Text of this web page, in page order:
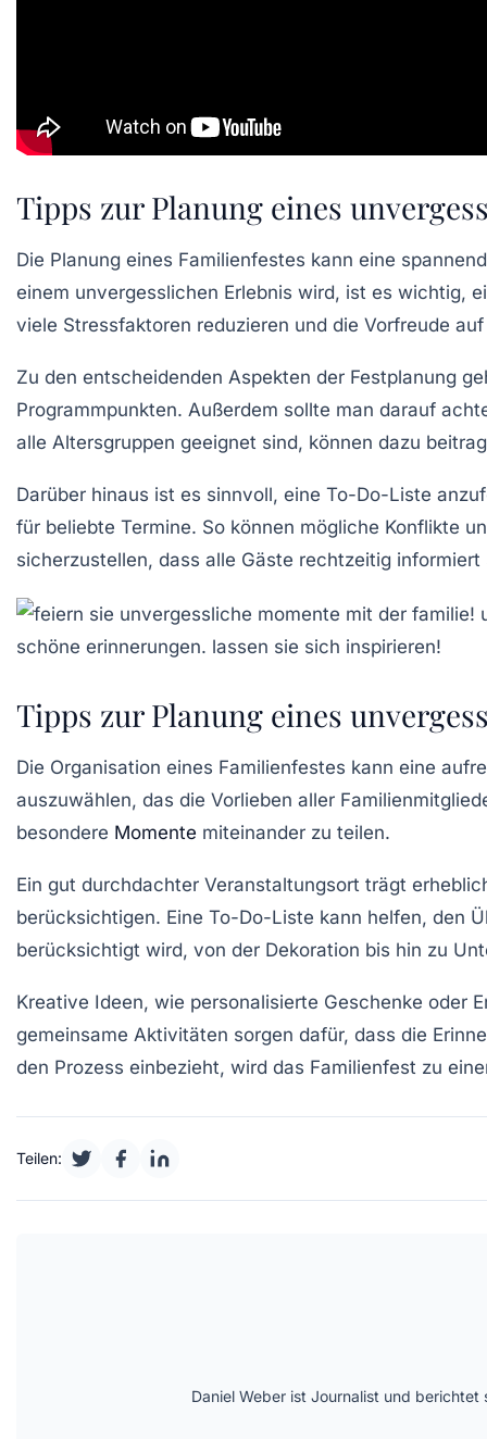
Tipps zur Planung eines
Die Planung eines Familienfestes kann eine
einem unvergesslichen Erlebnis wird, ist es wichtig,
viele Stressfaktoren reduzieren und die Vorfreude
Zu den entscheidenden Aspekten der Festplanung
Programmpunkten. Außerdem sollte man darauf
alle Altersgruppen geeignet sind, können dazu
Darüber hinaus ist es sinnvoll, eine To-Do-Liste
für beliebte Termine. So können mögliche Konflikte
sicherzustellen, dass alle Gäste rechtzeitig informiert
Tipps zur Planung eines
Die Organisation eines Familienfestes kann eine
auszuwählen, das die Vorlieben aller
besondere Momente miteinander zu teilen.
Ein gut durchdachter Veranstaltungsort trägt
berücksichtigen. Eine To-Do-Liste kann helfen, den
berücksichtigt wird, von der Dekoration bis hin zu
Kreative Ideen, wie personalisierte Geschenke oder
gemeinsame Aktivitäten sorgen dafür, dass die
den Prozess einbezieht, wird das Familienfest zu
Teilen:
Daniel Weber ist Journalist und